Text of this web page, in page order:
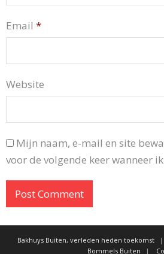
Email *
Website
Mijn naam, e-mail en site
voor de volgende keer wanneer
Bakhuys Buiten, verleden heden toekomst
Bommels Buiten